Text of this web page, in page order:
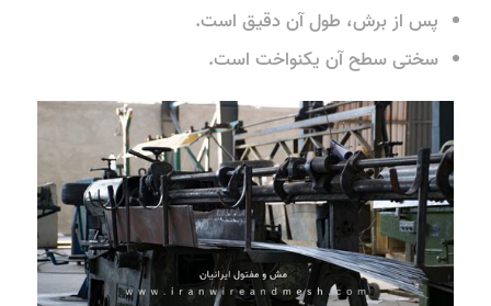
پس از برش، طول آن دقیق است.
سختی سطح آن یکنواخت است.